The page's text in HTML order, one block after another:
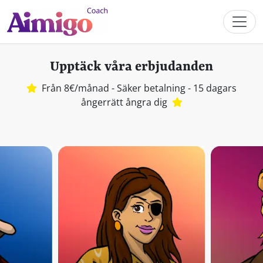
Upptäck våra erbjudanden
Från 8€/månad - Säker betalning - 15 dagars
ångerrätt ångra dig